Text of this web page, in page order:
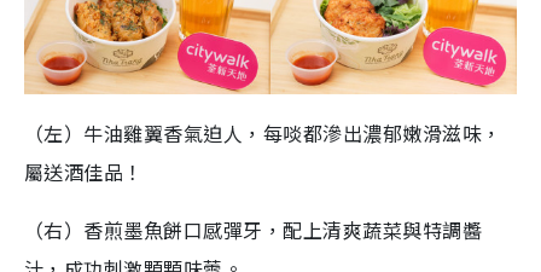
（左）牛油雞翼香氣迫人，每啖都滲出濃郁嫩滑滋味，
屬送酒佳品！
（右）香煎墨魚餅口感彈牙，配上清爽蔬菜與特調醬